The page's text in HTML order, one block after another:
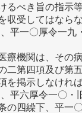
るべき旨の指示
収受してはならな
平一〇厚令一
機関は、その
二第四項及び第
を掲示しなければ
平六厚令一〇
の四繰下、平一